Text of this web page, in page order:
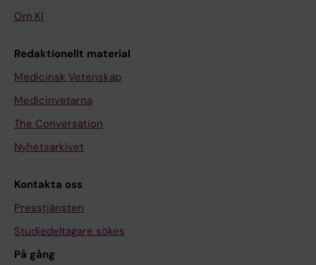
Om KI
Redaktionellt material
Medicinsk Vetenskap
Medicinvetarna
The Conversation
Nyhetsarkivet
Kontakta oss
Presstjänsten
Studiedeltagare sökes
På gång